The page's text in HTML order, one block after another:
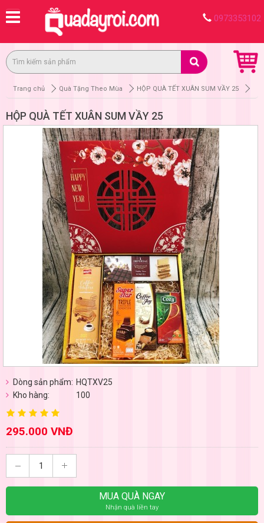
0973353102
Trang chủ Quà Tặng Theo Mùa HỘP QUÀ TẾT XUÂN SUM VẦY 25
HỘP QUÀ TẾT XUÂN SUM VẦY 25
Dòng sản phẩm: HQTXV25
Kho hàng:
100
295.000 VNĐ
MUA QUÀ NGAY
Nhận quà liền tay